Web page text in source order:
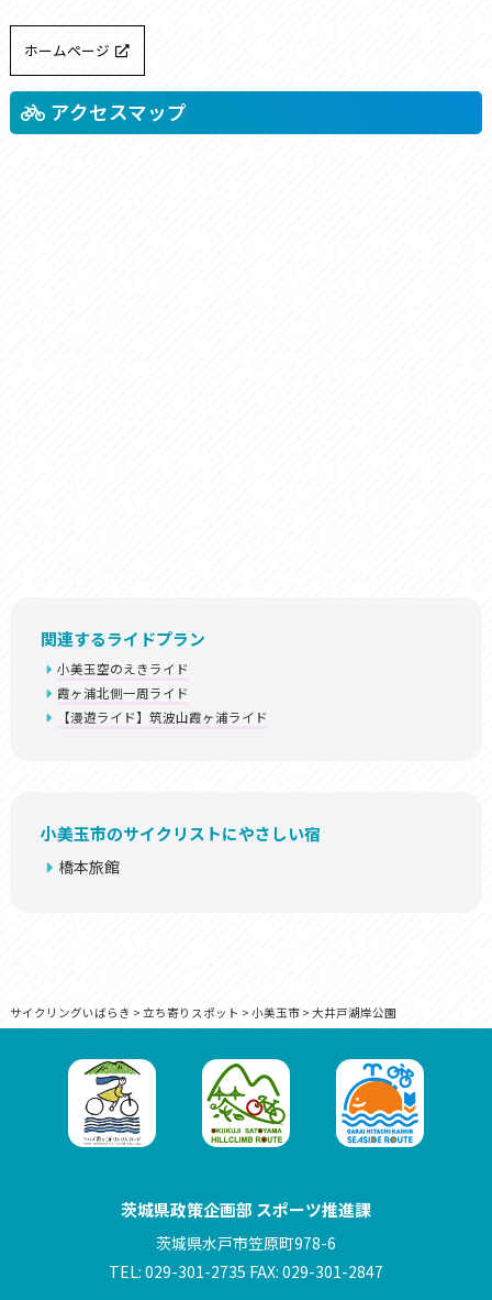
ホームページ
アクセスマップ
関連するライドプラン
小美玉空のえきライド
霞ヶ浦北側一周ライド
【漫遊ライド】筑波山霞ヶ浦ライド
小美玉市のサイクリストにやさしい宿
橋本旅館
サイクリングいばらき > 立ち寄りスポット > 小美玉市> 大井戸湖岸公園
茨城県政策企画部 スポーツ推進課
茨城県水戸市笠原町978-6
TEL: 029-301-2735 FAX: 029-301-2847